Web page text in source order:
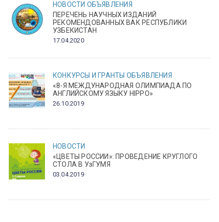
НОВОСТИ ОБЪЯВЛЕНИЯ
ПЕРЕЧЕНЬ НАУЧНЫХ ИЗДАНИЙ
РЕКОМЕНДОВАННЫХ ВАК РЕСПУБЛИКИ
УЗБЕКИСТАН
17.04.2020
КОНКУРСЫ И ГРАНТЫ ОБЪЯВЛЕНИЯ
«8-Я МЕЖДУНАРОДНАЯ ОЛИМПИАДА ПО
АНГЛИЙСКОМУ ЯЗЫКУ HIPPO»
26.10.2019
НОВОСТИ
«ЦВЕТЫ РОССИИ»: ПРОВЕДЕНИЕ КРУГЛОГО
СТОЛА В УзГУМЯ
03.04.2019